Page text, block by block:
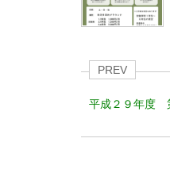
PREV
平成２９年度